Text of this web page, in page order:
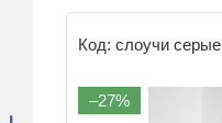
слоучи серые
–27%